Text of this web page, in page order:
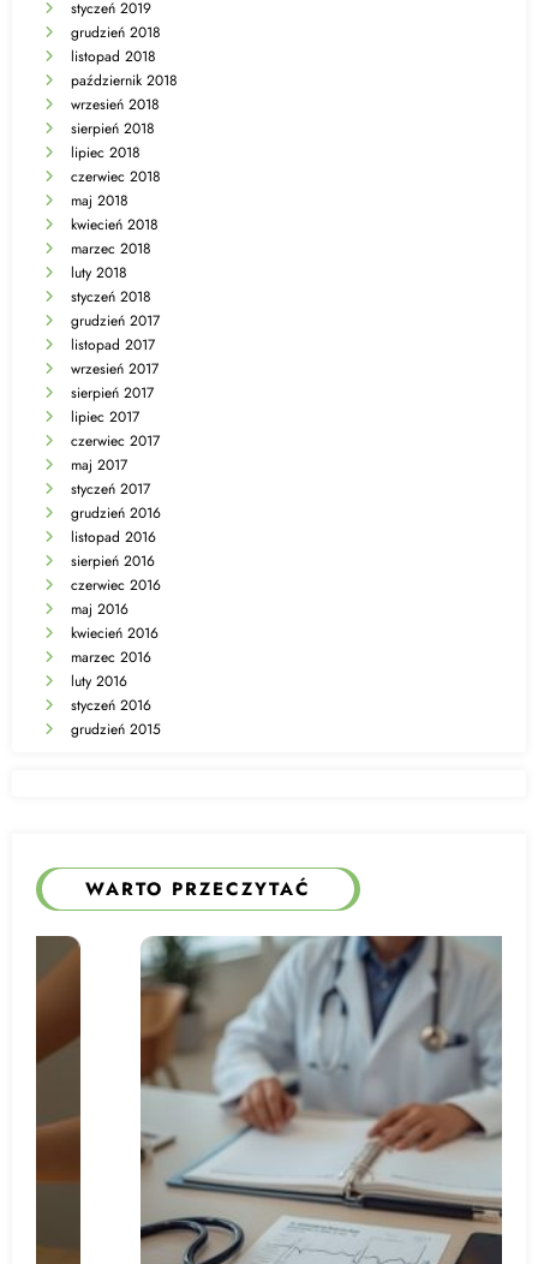
styczeń 2019
grudzień 2018
listopad 2018
październik 2018
wrzesień 2018
sierpień 2018
lipiec 2018
czerwiec 2018
maj 2018
kwiecień 2018
marzec 2018
luty 2018
styczeń 2018
grudzień 2017
listopad 2017
wrzesień 2017
sierpień 2017
lipiec 2017
czerwiec 2017
maj 2017
styczeń 2017
grudzień 2016
listopad 2016
sierpień 2016
czerwiec 2016
maj 2016
kwiecień 2016
marzec 2016
luty 2016
styczeń 2016
grudzień 2015
WARTO PRZECZYTAĆ